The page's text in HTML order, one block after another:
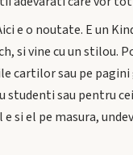
e o noutate. E un
si vine cu un stilou.
cartilor sau pe pagini
sau pentru
si el pe masura,